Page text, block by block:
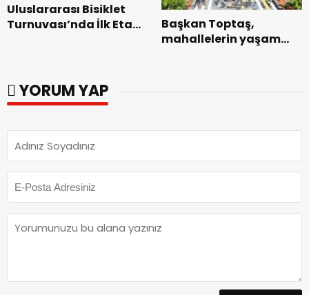
Uluslararası Bisiklet
Turnuvası’nda İlk Etap
Başkan Toptaş,
mahallelerin yaşam
YORUM YAP